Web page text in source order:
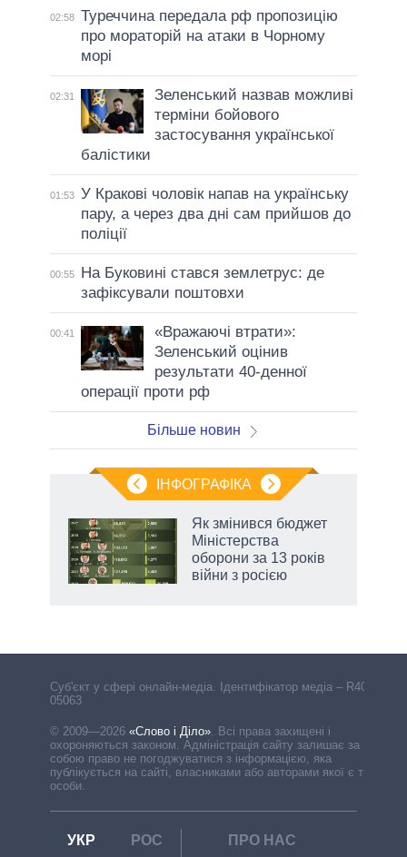
02:58 Туреччина передала рф пропозицію
про мораторій на атаки в Чорному
морі
02:31
Зеленський назвав можливі
терміни бойового
застосування української
балістики
01:53 У Кракові чоловік напав на українську
пару, а через два дні сам прийшов до
поліції
00:55
На Буковині стався землетрус: де
зафіксували поштовхи
00:41
«Вражаючі втрати»:
Зеленський оцінив
результати 40-денної
операції проти рф
Більше новин
ІНФОГРАФІКА
Як змінився бюджет
Міністерства
оборони за 13 років
війни з росією
Cуб'єкт у сфері онлайн-медіа. Ідентифікатор медіа – R40-
05063
© 2009—2026 «Слово і Діло». Всі права захищені і
охороняються законом. Адміністрація сайту залишає за
собою право не погоджуватися з інформацією, яка
публікується на сайті, власниками або авторами якої є треті
особи.
УКР РОС
ПРО НАС